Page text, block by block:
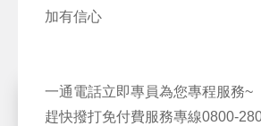
加有信心
一通電話立即專員為您專程服務~
趕快撥打免付費服務專線0800-